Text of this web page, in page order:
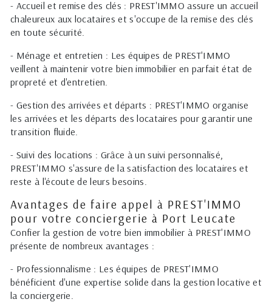
- Accueil et remise des clés : PREST'IMMO assure un accueil
chaleureux aux locataires et s'occupe de la remise des clés
en toute sécurité.
- Ménage et entretien : Les équipes de PREST'IMMO
veillent à maintenir votre bien immobilier en parfait état de
propreté et d'entretien.
- Gestion des arrivées et départs : PREST'IMMO organise
les arrivées et les départs des locataires pour garantir une
transition fluide.
- Suivi des locations : Grâce à un suivi personnalisé,
PREST'IMMO s'assure de la satisfaction des locataires et
reste à l'écoute de leurs besoins.
Avantages de faire appel à PREST'IMMO
pour votre conciergerie à Port Leucate
Confier la gestion de votre bien immobilier à PREST'IMMO
présente de nombreux avantages :
- Professionnalisme : Les équipes de PREST'IMMO
bénéficient d'une expertise solide dans la gestion locative et
la conciergerie.